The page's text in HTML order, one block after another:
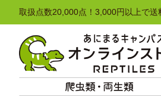
取扱点数20,000点！3,000円以上で